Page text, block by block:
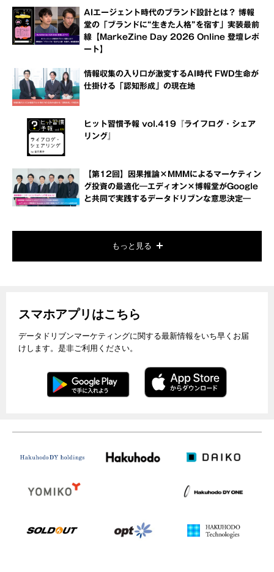
AIエージェント時代のブランド設計とは？ 博報
堂の「ブランドに“生きた人格”を宿す」実装最前
線【MarkeZine Day 2026 Online 登壇レポ
ート】
情報収集の入り口が激変するAI時代 FWD生命が
仕掛ける「認知形成」の現在地
ヒット習慣予報 vol.419『ライフログ・シェア
リング』
【第12回】因果推論×MMMによるマーケティン
グ投資の最適化―エディオン×博報堂がGoogle
と共同で実践するデータドリブンな意思決定―
もっと見る
スマホアプリはこちら
データドリブンマーケティングに関する最新情報をいち早くお届
けします。是非ご利用ください。